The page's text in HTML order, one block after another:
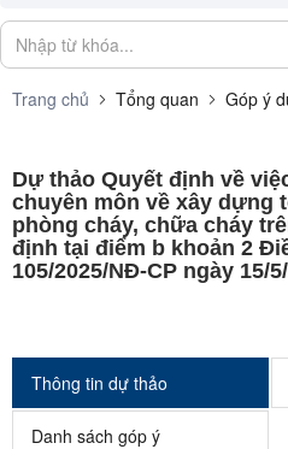
Trang chủ Tổng quan Góp ý
Dự thảo Quyết định về
chuyên môn về xây dựng
phòng cháy, chữa cháy
định tại điểm b khoản 2
105/2025/NĐ-CP ngày 15/
Thông tin dự thảo
Danh sách góp ý